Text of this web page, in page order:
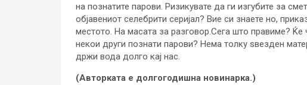
на познатите парови. Ризикувате да ги изгубите за
објавениот селебрити серијал? Вие си знаете но,
местото. На масата за разговор.Сега што правиме? Ќе
некои други познати парови? Нема толку ѕвезден
држи вода долго кај нас.
(Авторката е долгогодишна новинарка.)